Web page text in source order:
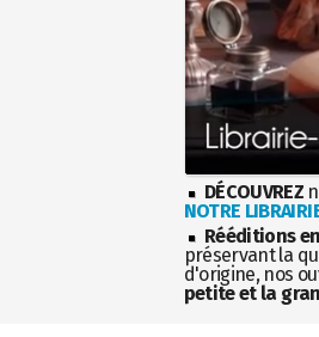
DÉCOUVREZ
NOTRE
Rééditions
préservant la
d'origine, nos
petite et la